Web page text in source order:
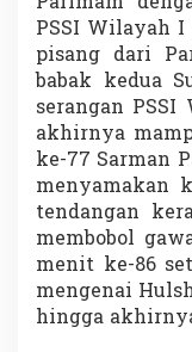
PSSI Wilayah
pisang dari
babak kedua
serangan
akhirnya
ke-77 Sarman
menyamakan
tendangan
membobol
menit ke-86
mengenai
hingga